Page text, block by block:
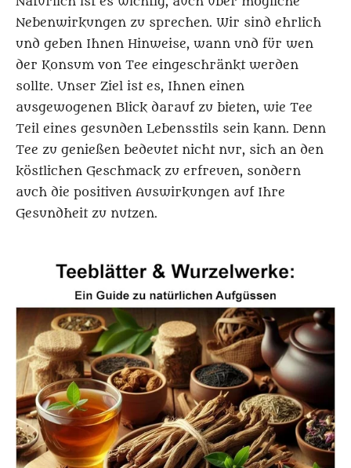
Nebenwirkungen zu sprechen. Wir sind ehrlich
und geben Ihnen Hinweise, wann und für wen
der Konsum von Tee eingeschränkt werden
sollte. Unser Ziel ist es, Ihnen einen
ausgewogenen Blick darauf zu bieten, wie Tee
Teil eines gesunden Lebensstils sein kann. Denn
Tee zu genießen bedeutet nicht nur, sich an den
köstlichen Geschmack zu erfreuen, sondern
auch die positiven Auswirkungen auf Ihre
Gesundheit zu nutzen.